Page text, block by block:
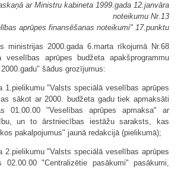
ar Ministru kabineta 1999.gada 12.janvāra
noteikumu Nr.13
aprūpes finansēšanas noteikumi" 17.punktu
ministrijas 2000.gada 6.marta rīkojumā Nr.68
aprūpes budžeta apakšprogrammu
šādus grozījumus:
1.pielikumu "Valsts speciālā veselības aprūpes
sākot ar 2000. budžeta gadu tiek apmaksāti
01.00.00 "Veselības aprūpes apmaksa" ar
un to ārstniecības iestāžu saraksts, kas
pakalpojumus" jaunā redakcijā (pielikumā);
2.pielikumu "Valsts speciālā veselības aprūpes
02.00.00 "Centralizētie pasākumi" pasākumi,